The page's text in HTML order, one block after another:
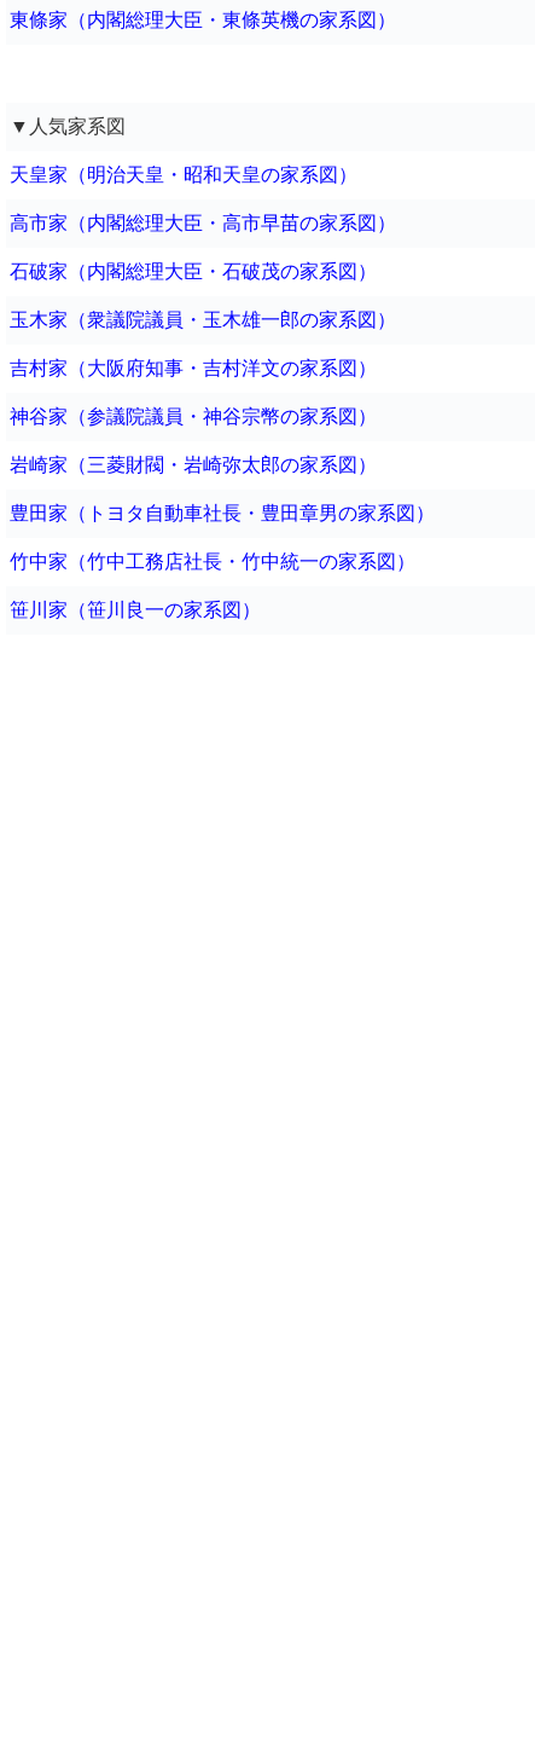
東條家（内閣総理大臣・東條英機の家系図）
▼人気家系図
天皇家（明治天皇・昭和天皇の家系図）
高市家（内閣総理大臣・高市早苗の家系図）
石破家（内閣総理大臣・石破茂の家系図）
玉木家（衆議院議員・玉木雄一郎の家系図）
吉村家（大阪府知事・吉村洋文の家系図）
神谷家（参議院議員・神谷宗幣の家系図）
岩崎家（三菱財閥・岩崎弥太郎の家系図）
豊田家（トヨタ自動車社長・豊田章男の家系図）
竹中家（竹中工務店社長・竹中統一の家系図）
笹川家（笹川良一の家系図）